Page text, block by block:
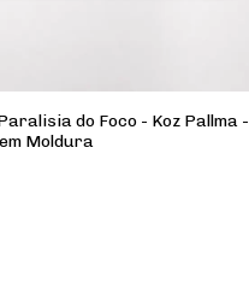
do Foco - Koz Pallma -
Moldura